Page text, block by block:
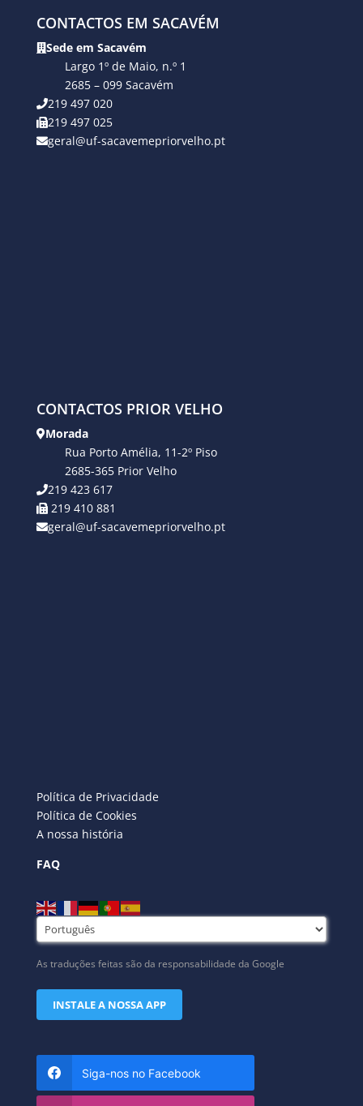
CONTACTOS EM SACAVÉM
Sede em Sacavém
Largo 1º de Maio, n.º 1
2685 – 099 Sacavém
219 497 020
219 497 025
geral@uf-sacavemepriorvelho.pt
CONTACTOS PRIOR VELHO
Morada
Rua Porto Amélia, 11-2º Piso
2685-365 Prior Velho
219 423 617
219 410 881
geral@uf-sacavemepriorvelho.pt
Política de Privacidade
Política de Cookies
A nossa história
FAQ
As traduções feitas são da responsabilidade da Google
INSTALE A NOSSA APP
Siga-nos no Facebook